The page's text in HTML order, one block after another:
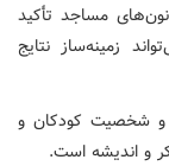
مساجد تأکید
زمینه‌ساز نتایج
و شخصیت کودکان و
و اندیشه است.